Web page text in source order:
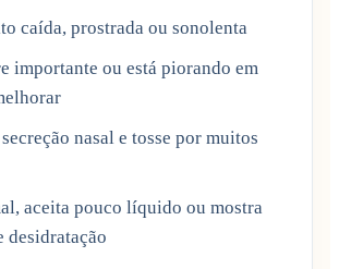
caída, prostrada ou sonolenta
importante ou está piorando em
nasal e tosse por muitos
aceita pouco líquido ou mostra
desidratação